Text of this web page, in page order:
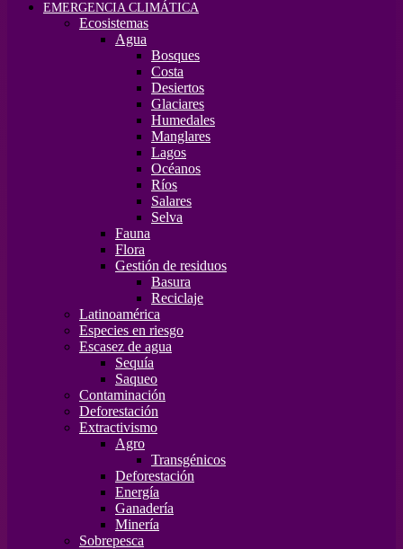
EMERGENCIA CLIMÁTICA
Ecosistemas
Agua
Bosques
Costa
Desiertos
Glaciares
Humedales
Manglares
Lagos
Océanos
Ríos
Salares
Selva
Fauna
Flora
Gestión de residuos
Basura
Reciclaje
Latinoamérica
Especies en riesgo
Escasez de agua
Sequía
Saqueo
Contaminación
Deforestación
Extractivismo
Agro
Transgénicos
Deforestación
Energía
Ganadería
Minería
Sobrepesca